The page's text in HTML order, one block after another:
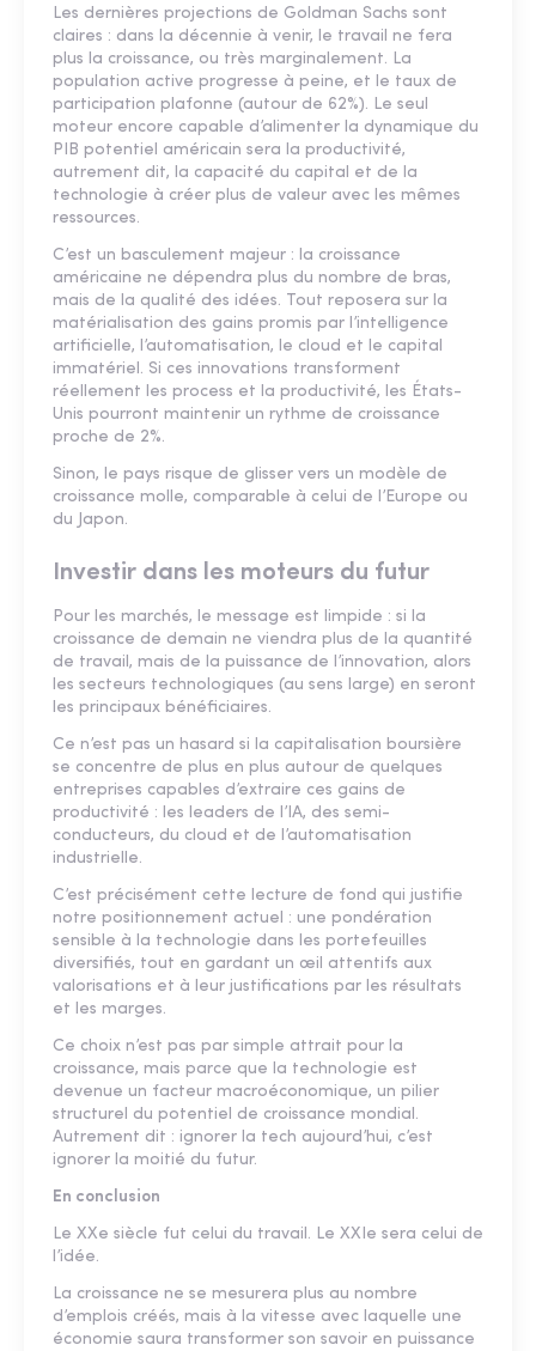
Les dernières projections de Goldman Sachs sont
claires : dans la décennie à venir, le travail ne fera
plus la croissance, ou très marginalement. La
population active progresse à peine, et le taux de
participation plafonne (autour de 62%). Le seul
moteur encore capable d’alimenter la dynamique du
PIB potentiel américain sera la productivité,
autrement dit, la capacité du capital et de la
technologie à créer plus de valeur avec les mêmes
ressources.
C’est un basculement majeur : la croissance
américaine ne dépendra plus du nombre de bras,
mais de la qualité des idées. Tout reposera sur la
matérialisation des gains promis par l’intelligence
artificielle, l’automatisation, le cloud et le capital
immatériel. Si ces innovations transforment
réellement les process et la productivité, les États-
Unis pourront maintenir un rythme de croissance
proche de 2%.
Sinon, le pays risque de glisser vers un modèle de
croissance molle, comparable à celui de l’Europe ou
du Japon.
Investir dans les moteurs du futur
Pour les marchés, le message est limpide : si la
croissance de demain ne viendra plus de la quantité
de travail, mais de la puissance de l’innovation, alors
les secteurs technologiques (au sens large) en seront
les principaux bénéficiaires.
Ce n’est pas un hasard si la capitalisation boursière
se concentre de plus en plus autour de quelques
entreprises capables d’extraire ces gains de
productivité : les leaders de l’IA, des semi-
conducteurs, du cloud et de l’automatisation
industrielle.
C’est précisément cette lecture de fond qui justifie
notre positionnement actuel : une pondération
sensible à la technologie dans les portefeuilles
diversifiés, tout en gardant un œil attentifs aux
valorisations et à leur justifications par les résultats
et les marges.
Ce choix n’est pas par simple attrait pour la
croissance, mais parce que la technologie est
devenue un facteur macroéconomique, un pilier
structurel du potentiel de croissance mondial.
Autrement dit : ignorer la tech aujourd’hui, c’est
ignorer la moitié du futur.
En conclusion
Le XXe siècle fut celui du travail. Le XXIe sera celui de
l’idée.
La croissance ne se mesurera plus au nombre
d’emplois créés, mais à la vitesse avec laquelle une
économie saura transformer son savoir en puissance